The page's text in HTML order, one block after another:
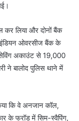
कर लिया और दोनों बैंक
इंडियन ओवरसीज बैंक के
अकाउंट से 19,000
ने बालोद पुलिस थाने में
कि वे अनजान कॉल,
के फ्रॉड में सिम-स्वैपिंग,